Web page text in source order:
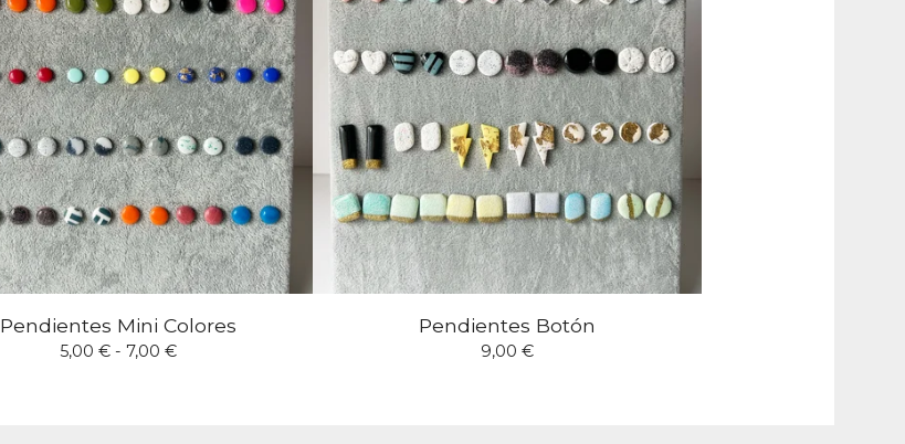
Pendientes Mini Colores
5,00 € - 7,00 €
Pendientes Botón
9,00 €